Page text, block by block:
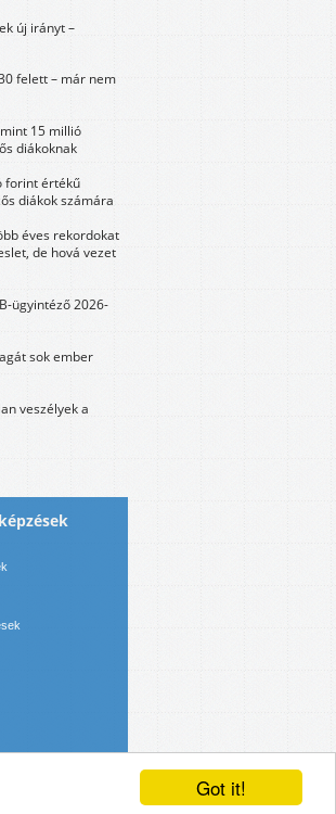
Got it!
új irányt –
felett – már nem
15 millió
diákoknak
forint értékű
diákok számára
éves rekordokat
de hová vezet
ügyintéző 2026-
sok ember
veszélyek a